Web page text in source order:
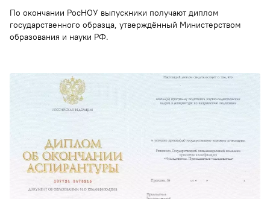
По окончании РосНОУ выпускники получают диплом
государственного образца, утверждённый Министерством
образования и науки РФ.